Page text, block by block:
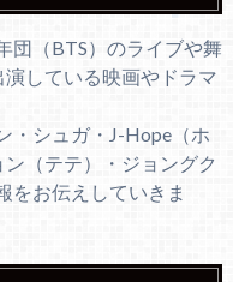
団（BTS）のライブや舞
している映画やドラマ
・シュガ・J-Hope（ホ
（テテ）・ジョングク
をお伝えしていきま